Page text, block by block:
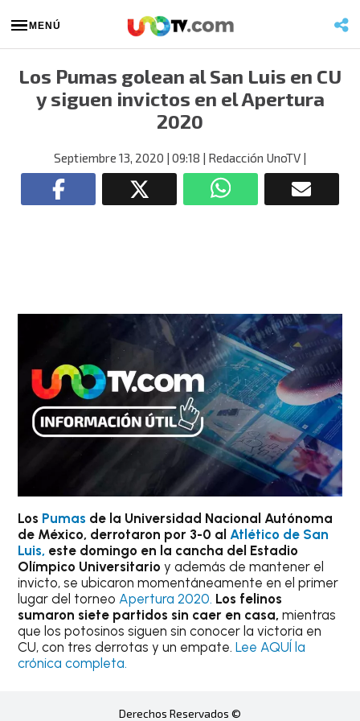
MENÚ
Los Pumas golean al San Luis en CU
y siguen invictos en el Apertura
2020
Septiembre 13, 2020 | 09:18 | Redacción UnoTV |
Los Pumas de la Universidad Nacional Autónoma
de México, derrotaron por 3-0 al Atlético de San
Luis, este domingo en la cancha del Estadio
Olímpico Universitario y además de mantener el
invicto, se ubicaron momentáneamente en el primer
lugar del torneo Apertura 2020. Los felinos
sumaron siete partidos sin caer en casa, mientras
que los potosinos siguen sin conocer la victoria en
CU, con tres derrotas y un empate.Lee AQUÍ la
crónica completa.
Derechos Reservados ©